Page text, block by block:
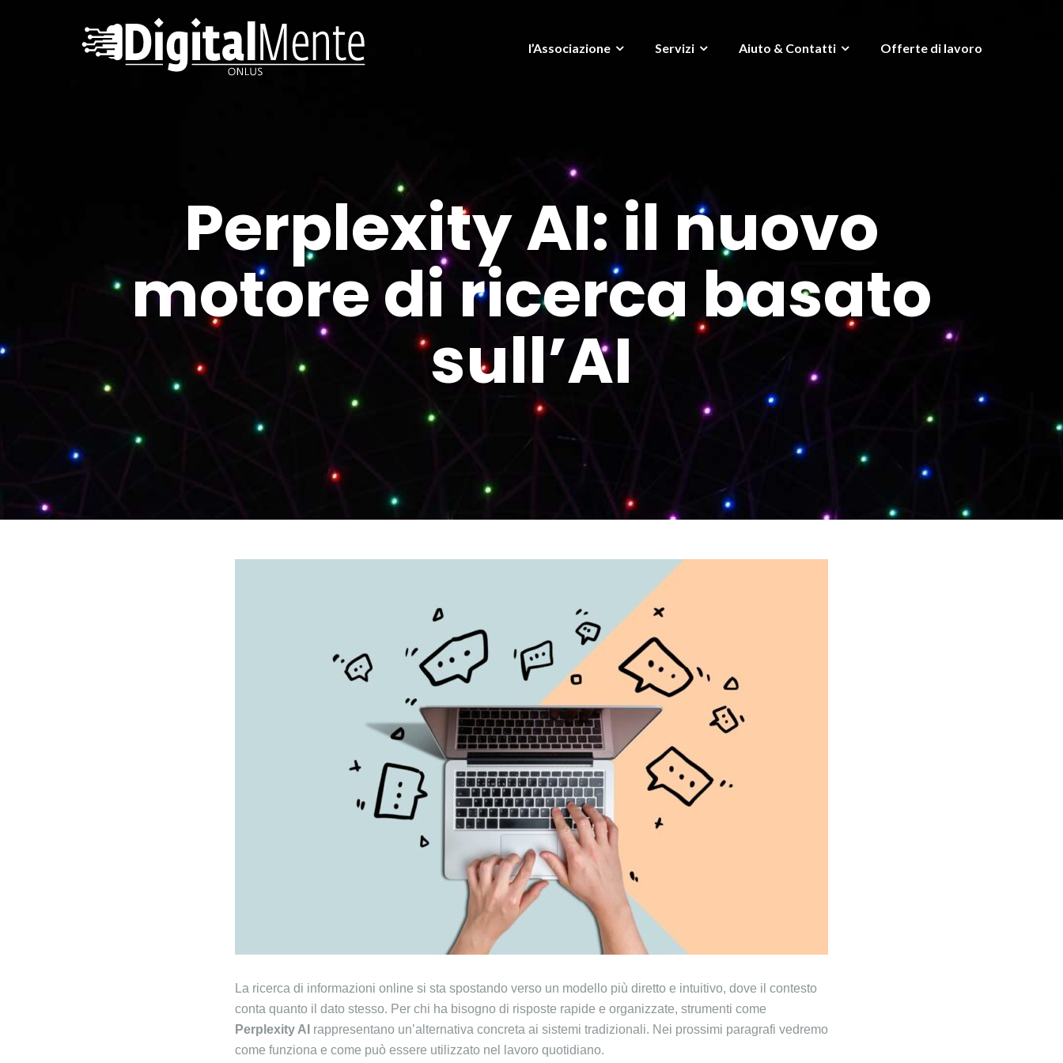
l’Associazione Servizi Aiuto & Contatti Offerte di lavoro
Perplexity AI: il nuovo
motore di ricerca basato
sull’AI
La ricerca di informazioni online si sta spostando verso un modello più diretto e intuitivo, dove il contesto
conta quanto il dato stesso. Per chi ha bisogno di risposte rapide e organizzate, strumenti come
Perplexity AI rappresentano un’alternativa concreta ai sistemi tradizionali. Nei prossimi paragrafi vedremo
come funziona e come può essere utilizzato nel lavoro quotidiano.